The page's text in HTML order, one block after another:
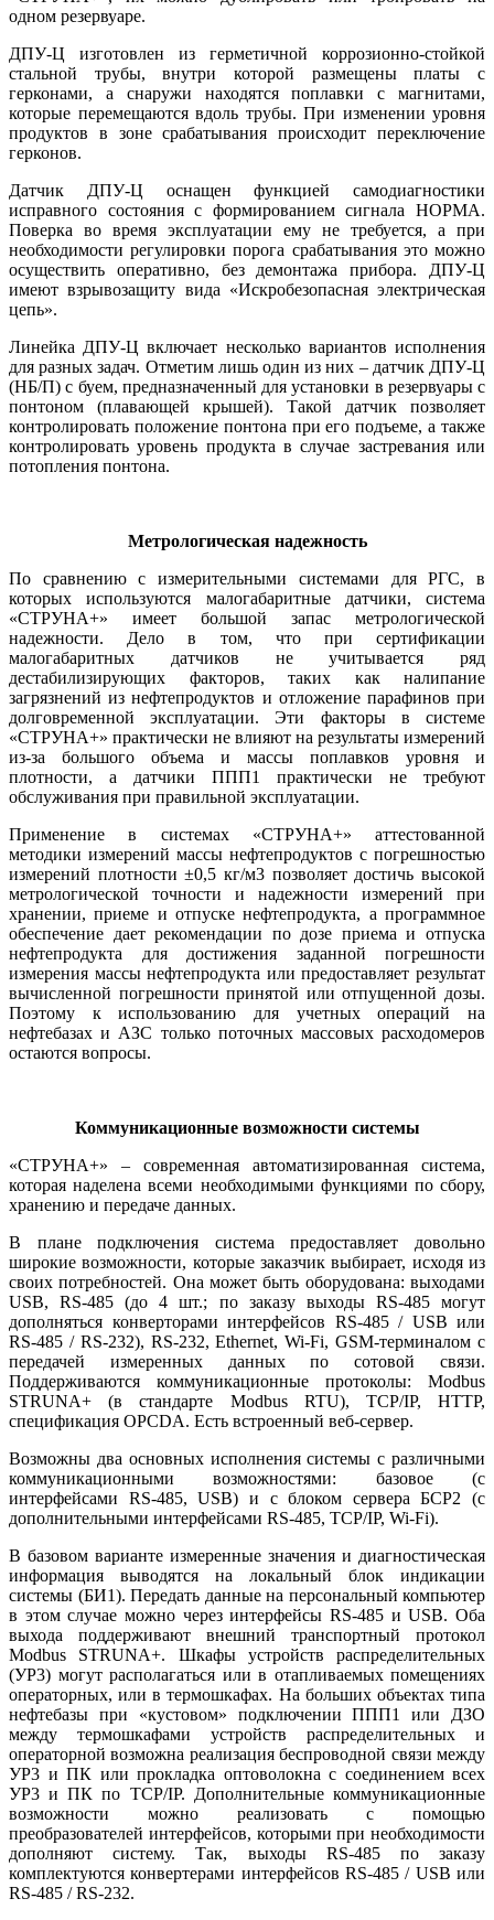
одном резервуаре.
ДПУ-Ц изготовлен из герметичной коррозионно-стойкой
стальной трубы, внутри которой размещены платы с
герконами, а снаружи находятся поплавки с магнитами,
которые перемещаются вдоль трубы. При изменении уровня
продуктов в зо­не срабатывания происходит переключение
герконов.
Датчик ДПУ-Ц оснащен функцией самодиагностики
исправного состояния с формированием сигнала НОРМА.
Поверка во время эксплуатации ему не требуется, а при
необходимости регулировки порога срабатывания это можно
осуществить оперативно, без демонтажа прибора. ДПУ-Ц
имеют взрывозащиту ви­да «Искробезопасная электрическая
цепь».
Линейка ДПУ-Ц включает несколько вариантов исполнения
для разных задач. Отметим лишь один из них – датчик ДПУ-Ц
(НБ/П) с буем, предназначенный для установки в резервуары с
понтоном (плавающей крышей). Такой датчик позволяет
контролировать положение понтона при его подъеме, а также
контролировать уровень продукта в случае застревания или
потопления понтона.
Метрологическая надежность
По сравнению с измерительными системами для РГС, в
которых используются малогабаритные датчики, система
«СТРУНА+» имеет большой запас метрологической
надежности. Де­ло в том, что при сертификации
малогабаритных датчиков не учитывается ряд
дестабилизирующих факторов, таких как налипание
загрязнений из нефтепродуктов и отложение парафинов при
долговременной эксплуатации. Эти факторы в системе
«СТРУНА+» практически не влияют на результаты измерений
из-за большого объема и массы поплавков уровня и
плотности, а датчики ППП1 практически не требуют
обслуживания при правильной эксплуатации.
Применение в системах «СТРУНА+» аттестованной
методики измерений массы нефтепродуктов с погрешностью
измерений плотности ±0,5 кг/м3 позволяет достичь высокой
метрологической точности и надежности измерений при
хранении, приеме и отпуске нефтепродукта, а программное
обеспечение дает рекомендации по до­зе приема и отпуска
нефтепродукта для достижения заданной погрешности
измерения массы нефтепродукта или предоставляет результат
вычисленной погрешности принятой или отпущенной до­зы.
Поэтому к использованию для учетных операций на
нефтебазах и АЗС только поточных массовых расходомеров
остаются вопросы.
Коммуникационные возможности системы
«СТРУНА+» – современная автоматизированная система,
которая наделена всеми необходимыми функциями по сбору,
хранению и передаче данных.
В плане подключения система предоставляет довольно
широкие возможности, которые заказчик выбирает, исходя из
своих потребностей. Она может быть оборудована: выходами
USB, RS‑485 (до 4 шт.; по заказу выходы RS‑485 могут
дополняться конверторами интерфейсов RS‑485 / USB или
RS‑485 / RS‑232), RS‑232, Ethernet, Wi-Fi, GSM-терминалом с
передачей измеренных данных по сотовой связи.
Поддерживаются коммуникационные протоколы: Modbus
STRUNA+ (в стандарте Modbus RTU), TCP/IP, HTTP,
спецификация OPCDA. Есть встроенный веб-сервер.
Возможны два основных исполнения системы с различными
коммуникационными возможностями: базовое (с
интерфейсами RS‑485, USB) и с блоком сервера БСР2 (с
дополнительными интерфейсами RS‑485, TCP/IP, Wi-Fi).
В базовом варианте измеренные значения и диагностическая
информация выводятся на локальный блок индикации
системы (БИ1). Передать данные на персональный компьютер
в этом случае можно через интерфейсы RS‑485 и USB. Оба
выхода поддерживают внешний транспортный протокол
Modbus STRUNA+. Шкафы устройств распределительных
(УР3) могут располагаться или в отапливаемых помещениях
операторных, или в термошкафах. На больших объектах ти­па
нефтебазы при «кустовом» подключении ППП1 или ДЗО
между термошкафами устройств распределительных и
операторной возможна реализация беспроводной связи между
УР3 и ПК или прокладка оптоволокна с соединением всех
УР3 и ПК по TCP/IP. Дополнительные коммуникационные
возможности можно реализовать с помощью
преобразователей интерфейсов, которыми при необходимости
дополняют систему. Так, выходы RS‑485 по заказу
комплектуются конвертерами интерфейсов RS‑485 / USB или
RS‑485 / RS‑232.